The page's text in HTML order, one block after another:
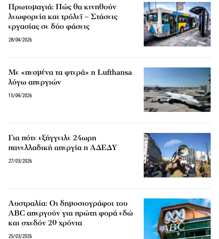
Πρωτομαγιά: Πώς θα κινηθούν
λεωφορεία και τρόλεϊ – Στάσεις
εργασίας σε δύο φάσεις
28/04/2026
Με «πεσμένα τα φτερά» η Lufthansa
λόγω απεργιών
15/04/2026
Για πότε εξήγγειλε 24ωρη
πανελλαδική απεργία η ΑΔΕΔΥ
27/03/2026
Αυστραλία: Οι δημοσιογράφοι του
ABC απεργούν για πρώτη φορά εδώ
και σχεδόν 20 χρόνια
25/03/2026